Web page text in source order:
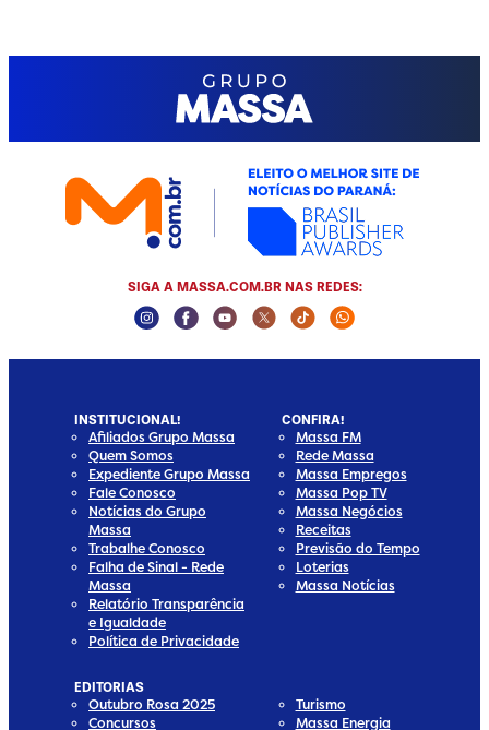
SIGA A MASSA.COM.BR NAS REDES:
Instagram Social Media
Facebook Social Media
Youtube Social Media
Twitter Social Media
Tiktok Social Media
Whatsapp
INSTITUCIONAL!
Afiliados Grupo Massa
Quem Somos
Expediente Grupo Massa
Fale Conosco
Notícias do Grupo
Massa
Trabalhe Conosco
Falha de Sinal - Rede
Massa
Relatório Transparência
e Igualdade
Política de Privacidade
CONFIRA!
Massa FM
Rede Massa
Massa Empregos
Massa Pop TV
Massa Negócios
Receitas
Previsão do Tempo
Loterias
Massa Notícias
EDITORIAS
Outubro Rosa 2025
Concursos
Turismo
Massa Energia